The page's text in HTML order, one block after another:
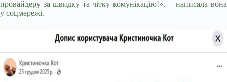
провайдеру за швидку та чітку комунікацію!»,— написала вона
у соцмережі.